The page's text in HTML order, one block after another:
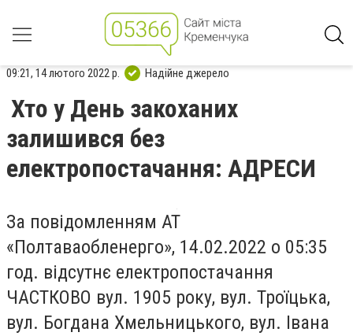
09:21, 14 лютого 2022 р. Надійне джерело
Хто у День закоханих
залишився без
електропостачання: АДРЕСИ
За повідомленням АТ
«Полтаваобленерго», 14.02.2022 о 05:35
год. відсутнє електропостачання
ЧАСТКОВО вул. 1905 року, вул. Троїцька,
вул. Богдана Хмельницького, вул. Івана